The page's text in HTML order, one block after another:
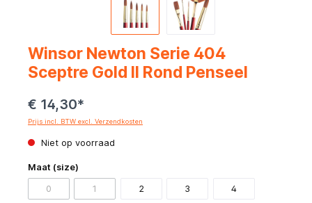
Winsor Newton Serie 404
Sceptre Gold II Rond Penseel
€ 14,30*
Prijs incl. BTW excl. Verzendkosten
Niet op voorraad
Maat (size)
0 1 2 3 4